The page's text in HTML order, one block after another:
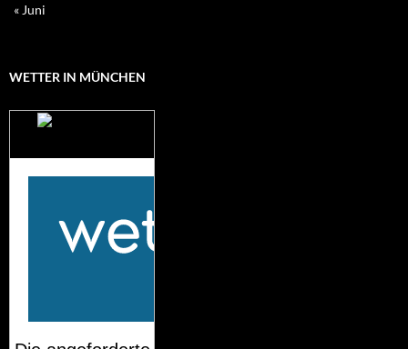
« Juni
WETTER IN MÜNCHEN